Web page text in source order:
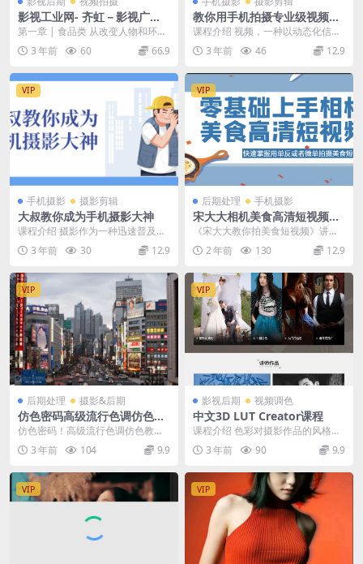
影视工业网- 齐虹－影视广告
创作
第一章 | 食品类 从改变人物和环境
造型切入——解析祥源茶广告 特殊
镜头拍摄——...
3 年前 60 66.9
教你用手机拍摄专业级视频短
片
课程介绍 视频，一种以动态化信息
传递方式，因融合了文字、语音、
画面等多种表达形式...
3 年前 46 12.9
VIP
手机摄影 摄影剪辑
大叔教你成为手机摄影大神
课程介绍 摄影作为一种迅速普及的
兴趣爱好，它不仅是一种简单的休
闲和娱乐，重要的是...
3 年前 30 12.9
VIP
后期处理 手机摄影
宋大大相机美食高清短视频教
学
《宋大大教你拍美食短视频》讲的
非常专业 设计拍摄方方面面 推荐收
藏[mp4]
2 年前 130 12.9
VIP
后期处理 摄影&后期
仿色密码高级流行色调仿色教
程36例
仿色密码！高级流行色调仿色教程3
6例
3 年前 104 9.9
VIP
影视后期 视频调色
中文3D LUT Creator课程
课程介绍 色彩对摄影作品的风格影
响是很大的，合理的色彩搭配可以
帮我们的作品提升不...
3 年前 90 9.9
VIP VIP